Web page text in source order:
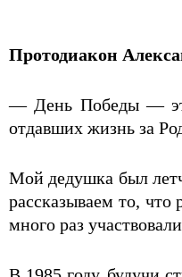
Протодиакон
— День Победы —
отдавших жизнь за
Мой дедушка был
рассказываем то,
много раз